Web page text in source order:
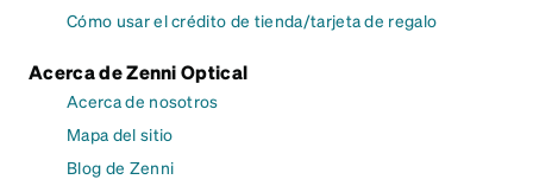
Cómo usar el crédito de tienda/tarjeta de regalo
Acerca de Zenni Optical
Acerca de nosotros
Mapa del sitio
Blog de Zenni